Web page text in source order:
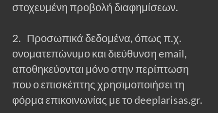
στοχευμένη προβολή διαφημίσεων.
2. Προσωπικά δεδομένα, όπως π.χ.
ονοματεπώνυμο και διεύθυνση email,
αποθηκεύονται μόνο στην περίπτωση
που ο επισκέπτης χρησιμοποιήσει τη
φόρμα επικοινωνίας με το deeplarisas.gr.